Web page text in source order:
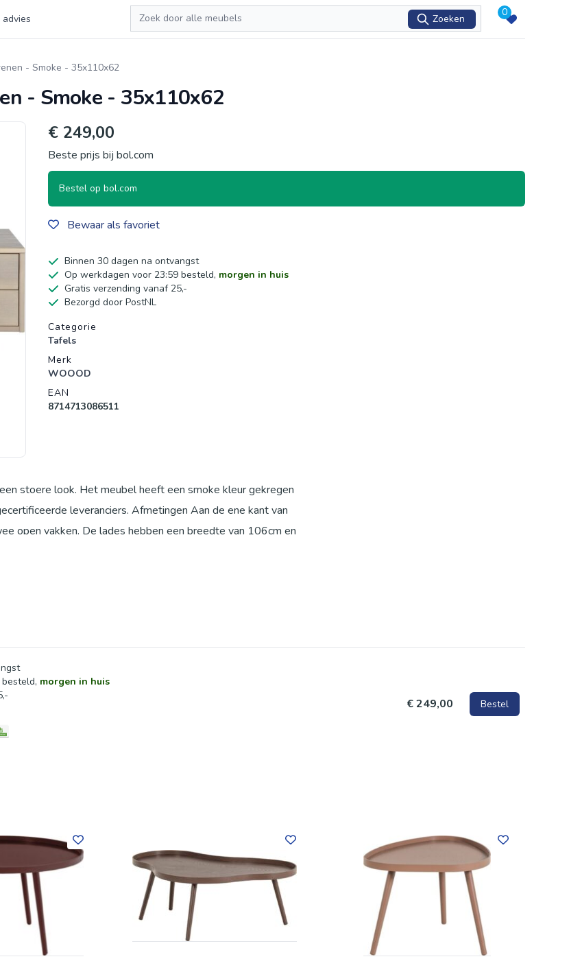
Zoeken
Zoeken
0
- Smoke - 35x110x62
- Smoke - 35x110x62
€ 249,00
Beste prijs bij bol.com
Bestel op bol.com
Bewaar als favoriet
Binnen 30 dagen na ontvangst
Op werkdagen voor 23:59 besteld, morgen in huis
Gratis verzending vanaf 25,-
Bezorgd door PostNL
Productgegevens
Categorie
Tafels
Merk
WOOOD
EAN
8714713086511
stoere look. Het meubel heeft een smoke kleur gekregen
leveranciers. Afmetingen Aan de ene kant van
open vakken. De lades hebben een breedte van 106cm en
aan de vloer.
morgen in huis
€ 249,00 Bestel